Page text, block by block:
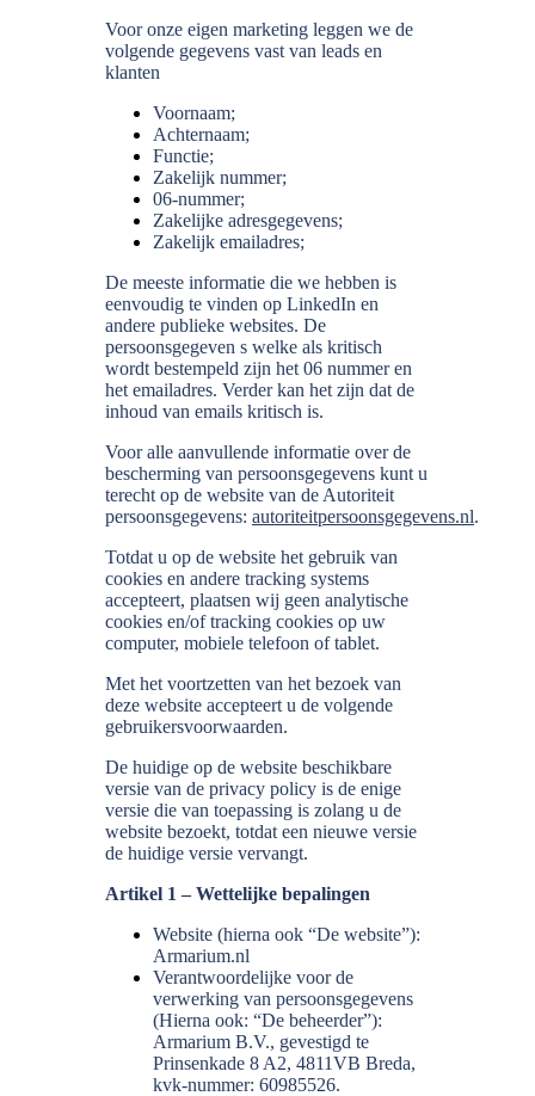
Voor onze eigen marketing leggen we de
volgende gegevens vast van leads en
klanten
Voornaam;
Achternaam;
Functie;
Zakelijk nummer;
06-nummer;
Zakelijke adresgegevens;
Zakelijk emailadres;
De meeste informatie die we hebben is
eenvoudig te vinden op LinkedIn en
andere publieke websites. De
persoonsgegeven s welke als kritisch
wordt bestempeld zijn het 06 nummer en
het emailadres. Verder kan het zijn dat de
inhoud van emails kritisch is.
Voor alle aanvullende informatie over de
bescherming van persoonsgegevens kunt u
terecht op de website van de Autoriteit
persoonsgegevens: autoriteitpersoonsgegevens.nl.
Totdat u op de website het gebruik van
cookies en andere tracking systems
accepteert, plaatsen wij geen analytische
cookies en/of tracking cookies op uw
computer, mobiele telefoon of tablet.
Met het voortzetten van het bezoek van
deze website accepteert u de volgende
gebruikersvoorwaarden.
De huidige op de website beschikbare
versie van de privacy policy is de enige
versie die van toepassing is zolang u de
website bezoekt, totdat een nieuwe versie
de huidige versie vervangt.
Artikel 1 – Wettelijke bepalingen
Website (hierna ook “De website”):
Armarium.nl
Verantwoordelijke voor de
verwerking van persoonsgegevens
(Hierna ook: “De beheerder”):
Armarium B.V., gevestigd te
Prinsenkade 8 A2, 4811VB Breda,
kvk-nummer: 60985526.